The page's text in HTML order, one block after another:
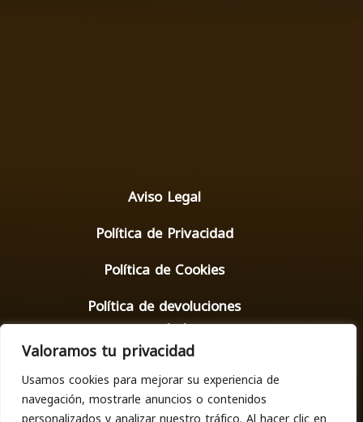
Valoramos tu privacidad
Usamos cookies para mejorar su experiencia de
navegación, mostrarle anuncios o contenidos
personalizados y analizar nuestro tráfico. Al hacer clic en
Aviso Legal
Política de Privacidad
Política de Cookies
Política de devoluciones
y reembolsos